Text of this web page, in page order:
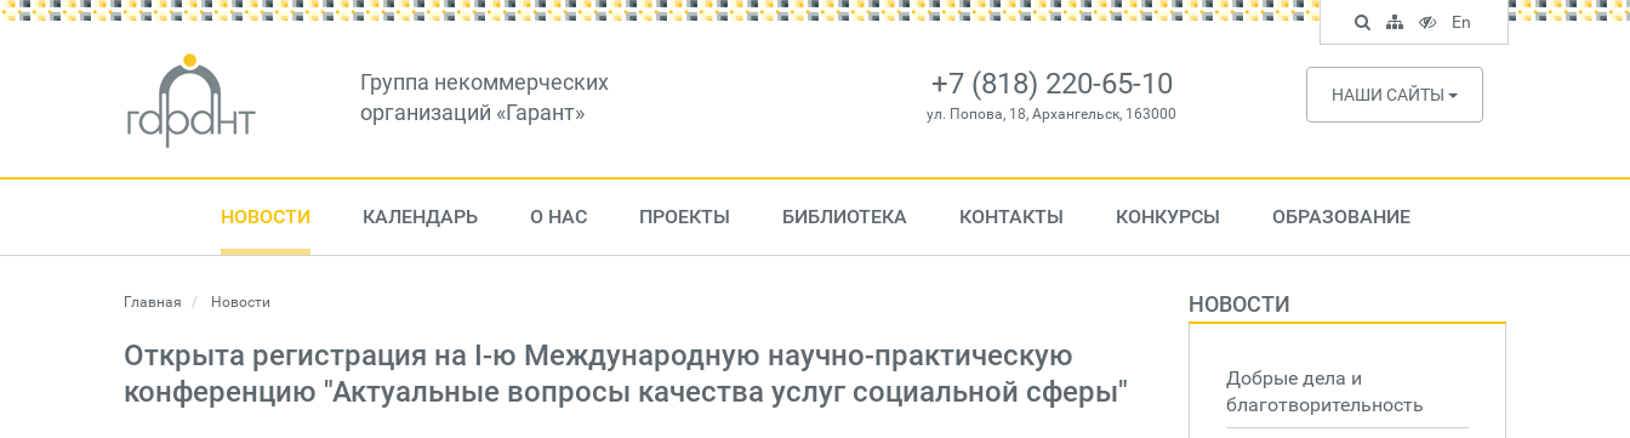
Группа некоммерческих
организаций «Гарант»
+7 (818) 220-65-10
ул. Попова, 18, Архангельск, 163000
НАШИ САЙТЫ
НОВОСТИ КАЛЕНДАРЬ О НАС ПРОЕКТЫ БИБЛИОТЕКА КОНТАКТЫ КОНКУРСЫ ОБРАЗОВАНИЕ
Главная Новости
Открыта регистрация на I-ю Международную научно-практическую
конференцию "Актуальные вопросы качества услуг социальной сферы"
НОВОСТИ
Добрые дела и
благотворительность
Поиск
по
сайту
Карта
сайта
Версия
для
слабовидящих
En
English